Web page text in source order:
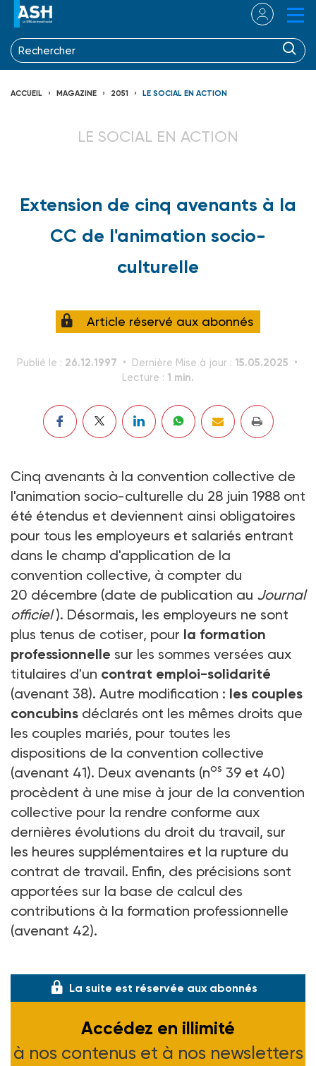
ACCUEIL MAGAZINE 2051 LE SOCIAL EN ACTION
LE SOCIAL EN ACTION
Extension de cinq avenants à la
CC de l'animation socio-
culturelle
Article réservé aux abonnés
Publié le : 26.12.1997 Dernière Mise à jour : 15.05.2025
Lecture : 1 min.
Cinq avenants à la convention collective de
l'animation socio-culturelle du 28 juin 1988 ont
été étendus et deviennent ainsi obligatoires
pour tous les employeurs et salariés entrant
dans le champ d'application de la
convention collective, à compter du
20 décembre (date de publication au Journal
officiel). Désormais, les employeurs ne sont
plus tenus de cotiser, pour la formation
professionnelle sur les sommes versées aux
titulaires d'un contrat emploi-solidarité
(avenant 38). Autre modification : les couples
concubins déclarés ont les mêmes droits que
les couples mariés, pour toutes les
dispositions de la convention collective
(avenant 41). Deux avenants (nos 39 et 40)
procèdent à une mise à jour de la convention
collective pour la rendre conforme aux
dernières évolutions du droit du travail, sur
les heures supplémentaires et la rupture du
contrat de travail. Enfin, des précisions sont
apportées sur la base de calcul des
contributions à la formation professionnelle
(avenant 42).
La suite est réservée aux abonnés
Accédez en illimité
à nos contenus et à nos newsletters